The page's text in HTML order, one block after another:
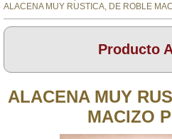
ALACENA MUY RUSTICA, DE ROBLE
Producto
ALACENA MUY
MACIZO